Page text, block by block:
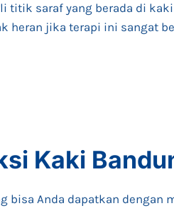
titik saraf yang berada di
heran jika terapi ini sangat
Kaki
bisa Anda dapatkan dengan